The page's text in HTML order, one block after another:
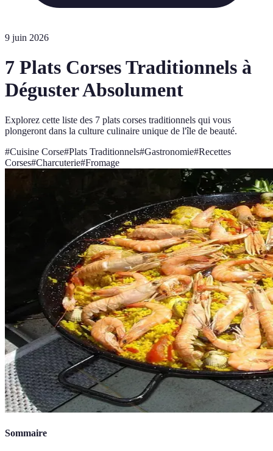
9 juin 2026
7 Plats Corses Traditionnels à
Déguster Absolument
Explorez cette liste des 7 plats corses traditionnels qui vous
plongeront dans la culture culinaire unique de l'île de beauté.
#Cuisine Corse#Plats Traditionnels#Gastronomie#Recettes
Corses#Charcuterie#Fromage
Sommaire